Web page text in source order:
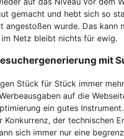
gemacht und hebt sich so
angestoßen wurde. Das kann
Netz bleibt nichts für ewig.
mit
Stück für Stück immer
auf die
ein gutes
Konkurrenz, der technischen
sich immer nur eine